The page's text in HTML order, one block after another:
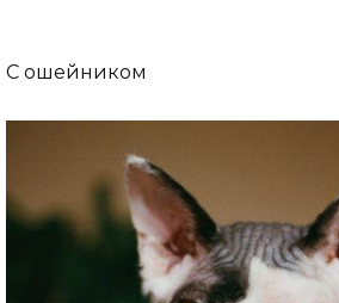
С ошейником